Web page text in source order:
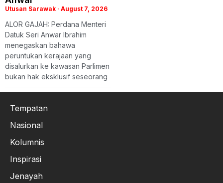
Utusan Sarawak August 7, 2026
ALOR GAJAH: Perdana Menteri
Datuk Seri Anwar Ibrahim
menegaskan bahawa
peruntukan kerajaan yang
disalurkan ke kawasan Parlimen
bukan hak eksklusif seseorang
Tempatan
Nasional
Kolumnis
Inspirasi
Jenayah